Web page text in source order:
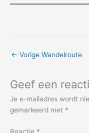
← Vorige Wandelroute
Geef een
Je e-mailadres wordt
gemarkeerd met *